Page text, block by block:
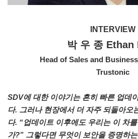
INTERVIEW
박 우 종 Ethan
Head of Sales and
Trustonic
SDV에 대한 이야기는 흔히 빠른 업데
다. 그러나 현장에서 더 자주 되돌아오
다. “업데이트 이후에도 우리는 이 차
가?” 그렇다면 무엇이 보안을 증명하